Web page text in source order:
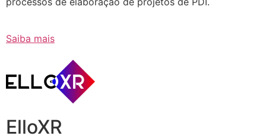
Saiba mais
ElloXR